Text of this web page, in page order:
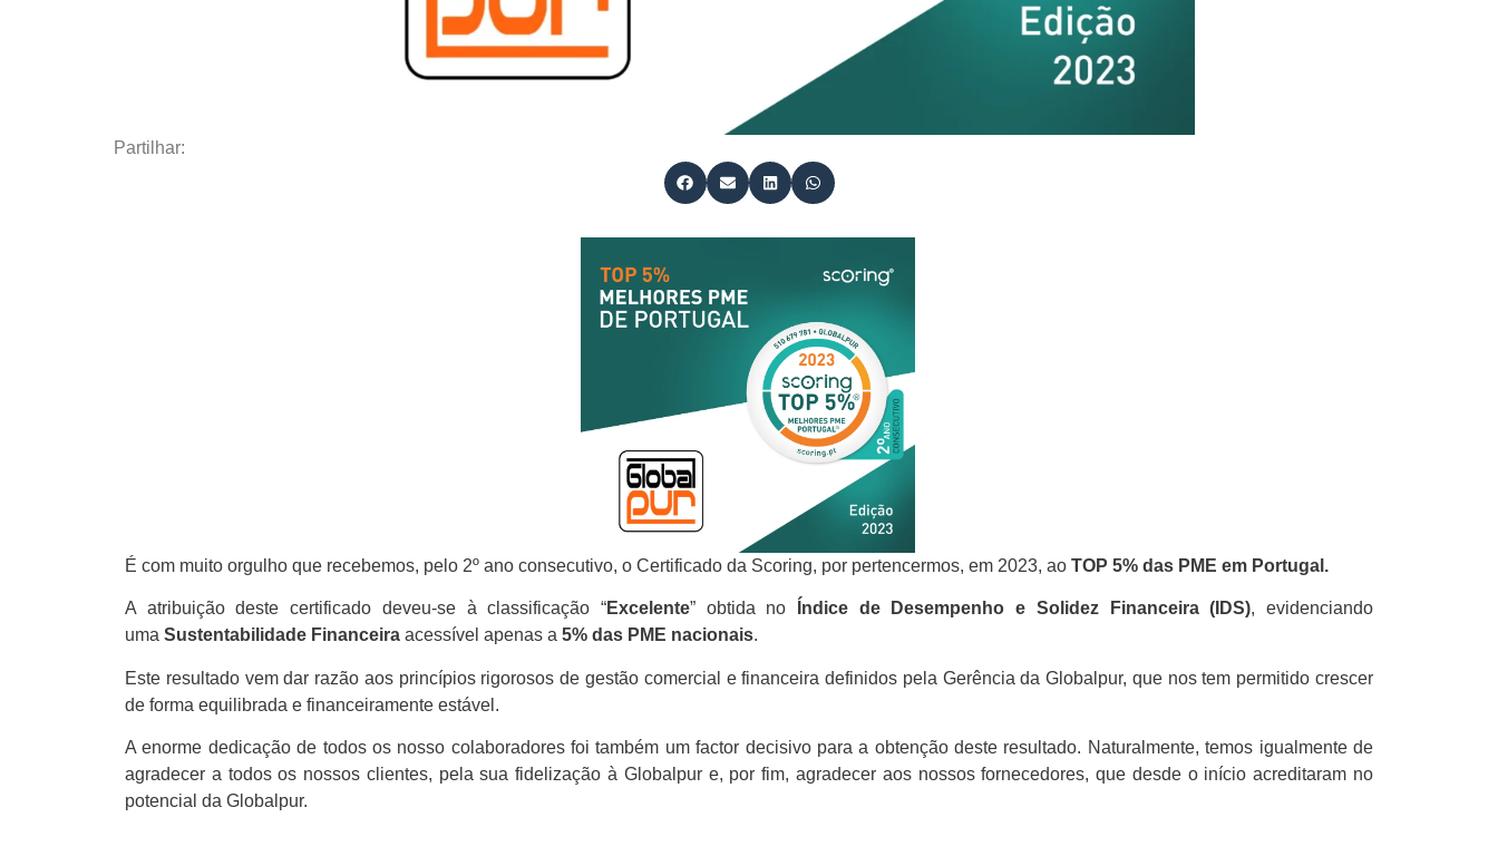
Partilhar:
É com muito orgulho que recebemos, pelo 2º ano consecutivo, o Certificado da Scoring, por pertencermos, em 2023, ao TOP 5% das PME em Portugal.
A atribuição deste certificado deveu-se à classificação “Excelente” obtida no Índice de Desempenho e Solidez Financeira (IDS), evidenciando
uma Sustentabilidade Financeira acessível apenas a 5% das PME nacionais.
Este resultado vem dar razão aos princípios rigorosos de gestão comercial e financeira definidos pela Gerência da Globalpur, que nos tem permitido crescer
de forma equilibrada e financeiramente estável.
A enorme dedicação de todos os nosso colaboradores foi também um factor decisivo para a obtenção deste resultado. Naturalmente, temos igualmente de
agradecer a todos os nossos clientes, pela sua fidelização à Globalpur e, por fim, agradecer aos nossos fornecedores, que desde o início acreditaram no
potencial da Globalpur.